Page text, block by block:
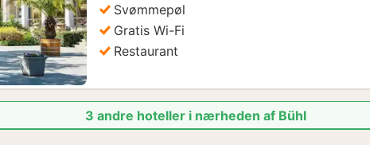
Svømmepøl
Gratis Wi-Fi
Restaurant
3 andre hoteller i nærheden af Bühl